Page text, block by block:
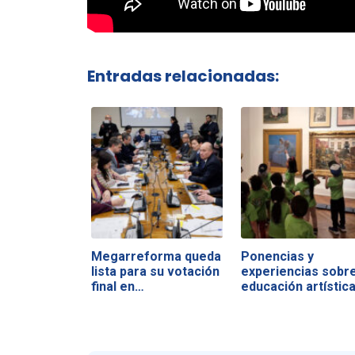
Entradas relacionadas:
Megarreforma queda
lista para su votación
final en…
Ponencias y
experiencias
educación